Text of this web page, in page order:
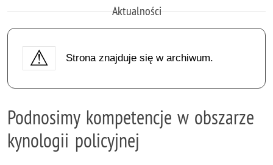
Aktualności
Strona znajduje się w archiwum.
Podnosimy kompetencje w obszarze
kynologii policyjnej